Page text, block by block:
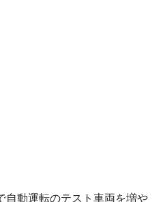
自動運転のテスト車両を増や